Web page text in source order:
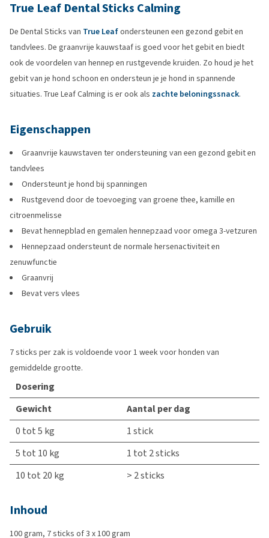
True Leaf Dental Sticks Calming
De Dental Sticks van True Leafondersteunen een gezond gebit en
tandvlees. De graanvrije kauwstaaf is goed voor het gebit en biedt
ook de voordelen van hennep en rustgevende kruiden. Zo houd je het
gebit van je hond schoon en ondersteun je je hond in spannende
situaties. True Leaf Calming is er ook als zachte beloningssnack.
Eigenschappen
Graanvrije kauwstaven ter ondersteuning van een gezond gebit en
tandvlees
Ondersteunt je hond bij spanningen
Rustgevend door de toevoeging van groene thee, kamille en
citroenmelisse
Bevat hennepblad en gemalen hennepzaad voor omega 3-vetzuren
Hennepzaad ondersteunt de normale hersenactiviteit en
zenuwfunctie
Graanvrij
Bevat vers vlees
Gebruik
7 sticks per zak is voldoende voor 1 week voor honden van
gemiddelde grootte.
Dosering
Gewicht
Aantal per dag
0 tot 5 kg
1 stick
5 tot 10 kg
1 tot 2 sticks
10 tot 20 kg
> 2 sticks
Inhoud
100 gram, 7 sticks of 3 x 100 gram